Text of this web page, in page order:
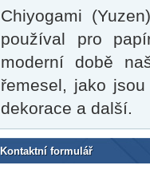
Chiyogami
používal pro
moderní době
řemesel, jako
dekorace a další.
Kontaktní formulář